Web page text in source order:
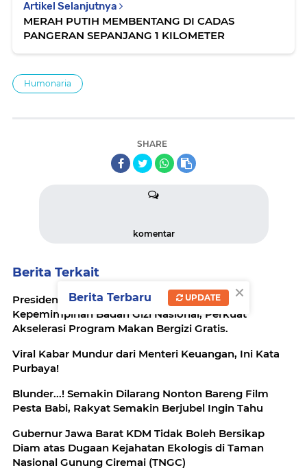
Artikel Selanjutnya
MERAH PUTIH MEMBENTANG DI CADAS
PANGERAN SEPANJANG 1 KILOMETER
Humonaria
SHARE
komentar
Berita Terkait
Presiden Prabowo Lakukan Pergantian
Kepemimpinan Badan Gizi Nasional, Perkuat
Akselerasi Program Makan Bergizi Gratis.
Viral Kabar Mundur dari Menteri Keuangan, Ini Kata
Purbaya!
Blunder...! Semakin Dilarang Nonton Bareng Film
Pesta Babi, Rakyat Semakin Berjubel Ingin Tahu
Gubernur Jawa Barat KDM Tidak Boleh Bersikap
Diam atas Dugaan Kejahatan Ekologis di Taman
Nasional Gunung Ciremai (TNGC)
×
Berita Terbaru UPDATE